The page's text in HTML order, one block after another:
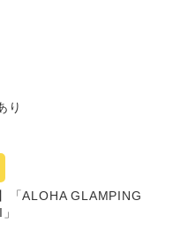
り
「ALOHA GLAMPING